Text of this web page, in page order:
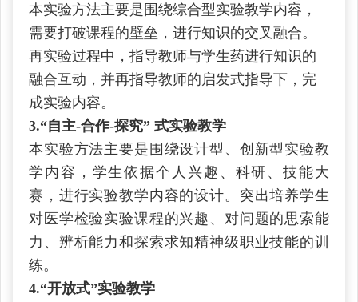
本实验方法主要是围绕综合型实验教学内容，
需要打破课程的壁垒，进行知识的交叉融合。
再实验过程中，指导教师与学生药进行知识的
融合互动，并再指导教师的启发式指导下，完
成实验内容。
3.“自主-合作-探究” 式实验教学
本实验方法主要是围绕设计型、创新型实验教
学内容，学生依据个人兴趣、科研、技能大
赛，进行实验教学内容的设计。突出培养学生
对医学检验实验课程的兴趣、对问题的思索能
力、辨析能力和探索求知精神级职业技能的训
练。
4.“开放式”实验教学